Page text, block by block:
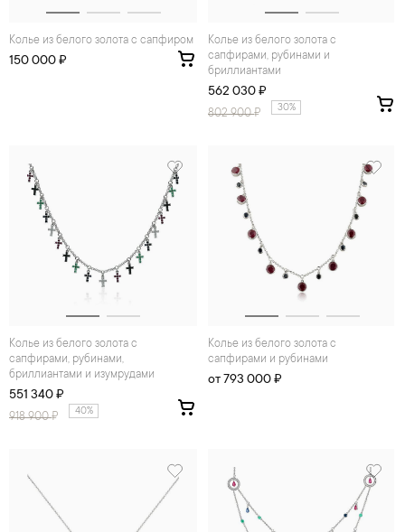
Колье из белого золота с сапфиром
150 000 ₽
Колье из белого золота с
сапфирами, рубинами и
бриллиантами
562 030 ₽
802 900₽ 30%
Колье из белого золота с
сапфирами, рубинами,
бриллиантами и изумрудами
551 340 ₽
918 900₽ 40%
Колье из белого золота с
сапфирами и рубинами
от 793 000 ₽